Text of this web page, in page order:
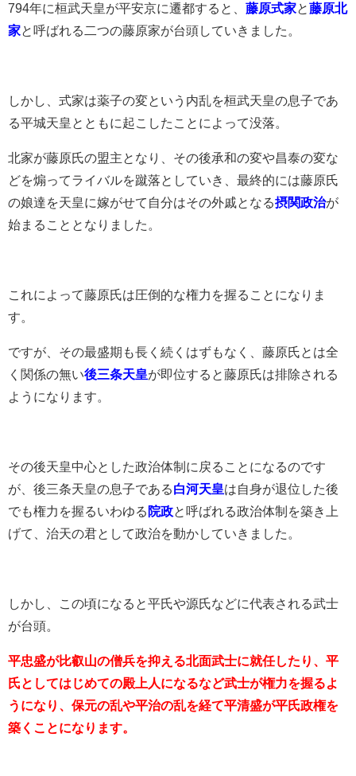
794年に桓武天皇が平安京に遷都すると、 藤原式家と藤原北
家と呼ばれる二つの藤原家が台頭していきました。
しかし、式家は薬子の変という内乱を桓武天皇の息子であ
る平城天皇とともに起こしたことによって没落。
北家が藤原氏の盟主となり、その後承和の変や昌泰の変な
どを煽ってライバルを蹴落としていき、最終的には藤原氏
の娘達を天皇に嫁がせて自分はその外戚となる摂関政治が
始まることとなりました。
これによって藤原氏は圧倒的な権力を握ることになりま
す。
ですが、その最盛期も長く続くはずもなく、藤原氏とは全
く関係の無い後三条天皇が即位すると藤原氏は排除される
ようになります。
その後天皇中心とした政治体制に戻ることになるのです
が、後三条天皇の息子である白河天皇は自身が退位した後
でも権力を握るいわゆる 院政と呼ばれる政治体制を築き上
げて、治天の君として政治を動かしていきました。
しかし、この頃になると平氏や源氏などに代表される武士
が台頭。
平忠盛が比叡山の僧兵を抑える北面武士に就任したり、平
氏としてはじめての殿上人になるなど武士が権力を握るよ
うになり、保元の乱や平治の乱を経て平清盛が平氏政権を
築くことになります。